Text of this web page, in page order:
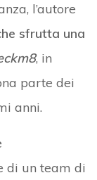
l’autore
sfrutta una
, in
parte dei
anni.
di un team di